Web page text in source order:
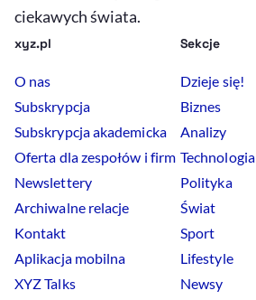
ciekawych świata.
xyz.pl
O nas
Subskrypcja
Subskrypcja akademicka
Oferta dla zespołów i firm
Newslettery
Archiwalne relacje
Kontakt
Aplikacja mobilna
XYZ Talks
Sekcje
Dzieje się!
Biznes
Analizy
Technologia
Polityka
Świat
Sport
Lifestyle
Newsy